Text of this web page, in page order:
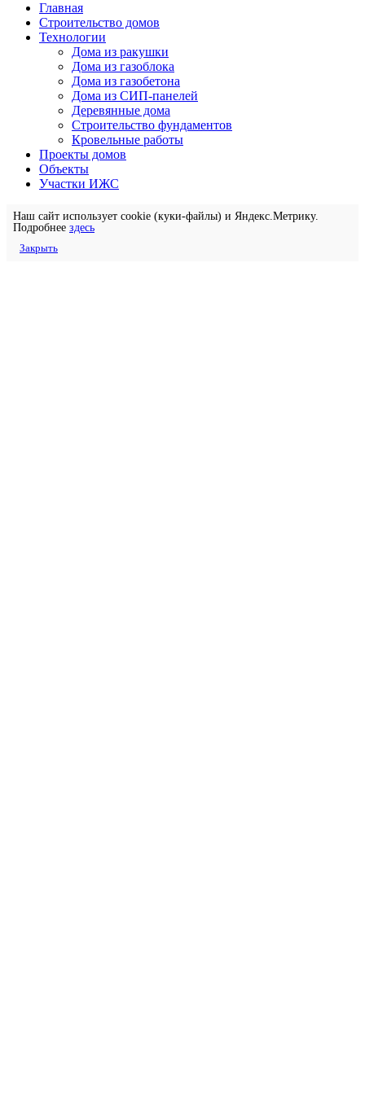
Главная
Строительство домов
Технологии
Дома из ракушки
Дома из газоблока
Дома из газобетона
Дома из СИП-панелей
Деревянные дома
Строительство фундаментов
Кровельные работы
Проекты домов
Объекты
Участки ИЖС
Наш сайт использует cookie (куки-файлы) и Яндекс.Метрику.
Подробнее здесь
Закрыть